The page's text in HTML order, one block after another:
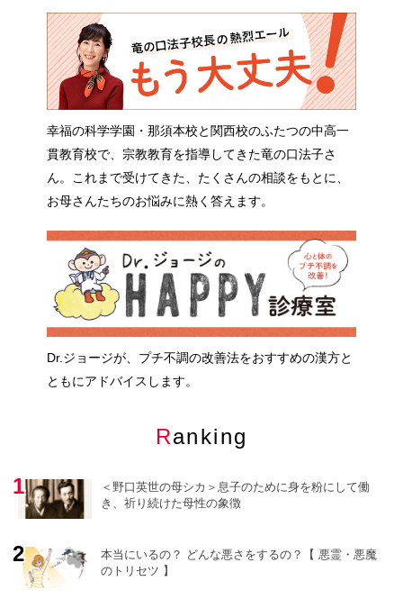
幸福の科学学園・那須本校と関西校のふたつの中高一
貫教育校で、宗教教育を指導してきた竜の口法子さ
ん。これまで受けてきた、たくさんの相談をもとに、
お母さんたちのお悩みに熱く答えます。
Dr.ジョージが、プチ不調の改善法をおすすめの漢方と
ともにアドバイスします。
Ranking
＜野口英世の母シカ＞息子のために身を粉にして働
き、祈り続けた母性の象徴
本当にいるの？ どんな悪さをするの？【 悪霊・悪魔
のトリセツ 】